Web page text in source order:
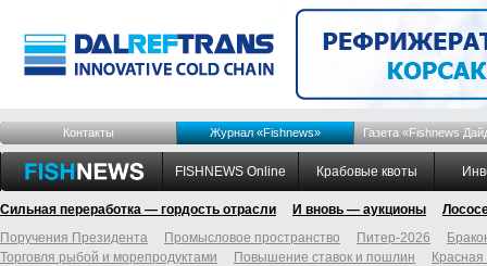
Контакты Журнал «Fishnews» Газета «Fishnews
FISHNEWS Online Крабовые квоты
Сильная переработка — гордость отрасли И вновь — аукционы
Поручения Президента
Промысловое пространство Питер-2026
Торговля рыбой и морепродуктами
Повышение ставок и пошлин